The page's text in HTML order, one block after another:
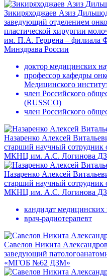
Зикиряходжаев Азиз
заведующий отделением
пластической хирургии
им. П.А. Герцена –
Минздрава России
доктор медицинских
профессор кафедры
Медицинского
член Российского
(RUSSCO)
член Российского
Назаренко Алексей
старший научный
МКНЦ им. А.С. Логинова
Назаренко Алексей
старший научный
МКНЦ им. А.С. Логинова
кандидат медицинских
врач-радиотерапевт
Савелов Никита
заведующий
«МГОБ №62 ДЗМ»